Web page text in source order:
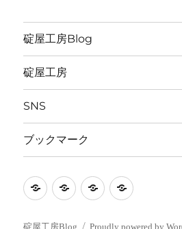
碇屋工房Blog
碇屋工房
SNS
ブックマーク
碇
工
碇
工
SNS
ブ
ク
碇屋工房Blog Proudly powered by